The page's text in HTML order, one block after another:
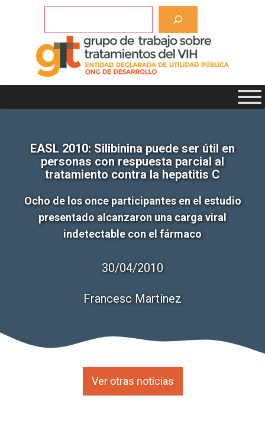
EASL 2010: Silibinina puede ser útil en
personas con respuesta parcial al
tratamiento contra la hepatitis C
Ocho de los once participantes en el estudio
presentado alcanzaron una carga viral
indetectable con el fármaco
30/04/2010
Francesc Martínez
Ver otras noticias